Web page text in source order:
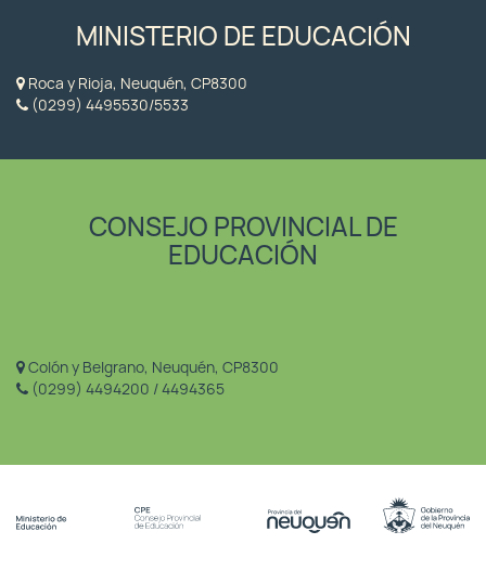
MINISTERIO DE EDUCACIÓN
Roca y Rioja, Neuquén, CP8300
(0299) 4495530/5533
CONSEJO PROVINCIAL DE
EDUCACIÓN
Colón y Belgrano, Neuquén, CP8300
(0299) 4494200 / 4494365